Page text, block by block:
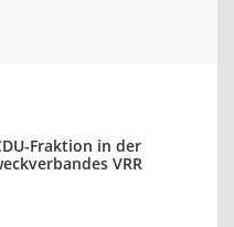
Fraktion in der
VRR